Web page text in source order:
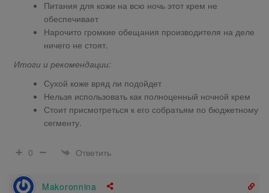
Питания для кожи на всю ночь этот крем не
обеспечивает
Нарочито громкие обещания производителя на деле
ничего не стоят.
Итоги и рекомендации:
Сухой коже вряд ли подойдет
Нельзя использовать как полноценный ночной крем
Стоит присмотреться к его собратьям по бюджетному
сегменту.
0 Ответить
Makoronnina